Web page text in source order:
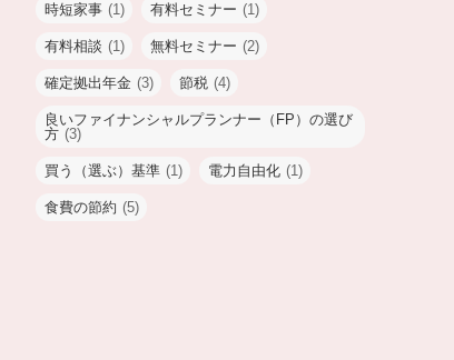
時短家事 (1) 有料セミナー (1)
有料相談 (1) 無料セミナー (2)
確定拠出年金 (3) 節税 (4)
良いファイナンシャルプランナー（FP）の選び
方 (3)
買う（選ぶ）基準 (1) 電力自由化 (1)
食費の節約 (5)